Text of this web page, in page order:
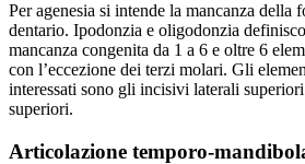
Per agenesia si intende la mancanza della
dentario. Ipodonzia e oligodonzia
mancanza congenita da 1 a 6 e oltre 6
con l’eccezione dei terzi molari. Gli
interessati sono gli incisivi laterali
superiori.
Articolazione temporo-